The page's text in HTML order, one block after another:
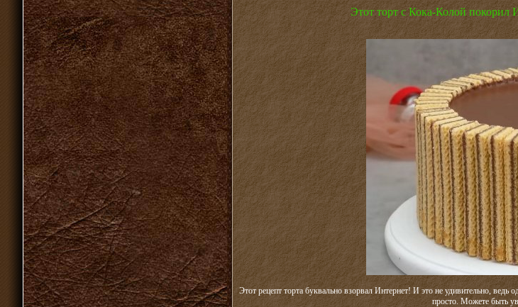
Этот торт с Кока-Колой покорил
Этот рецепт торта буквально взорвал Интернет! И это не удивительно, ведь
просто. Можете быть